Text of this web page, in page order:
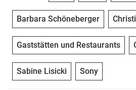
Barbara Schöneberger
Gaststätten und Restaurants
Sabine Lisicki Sony